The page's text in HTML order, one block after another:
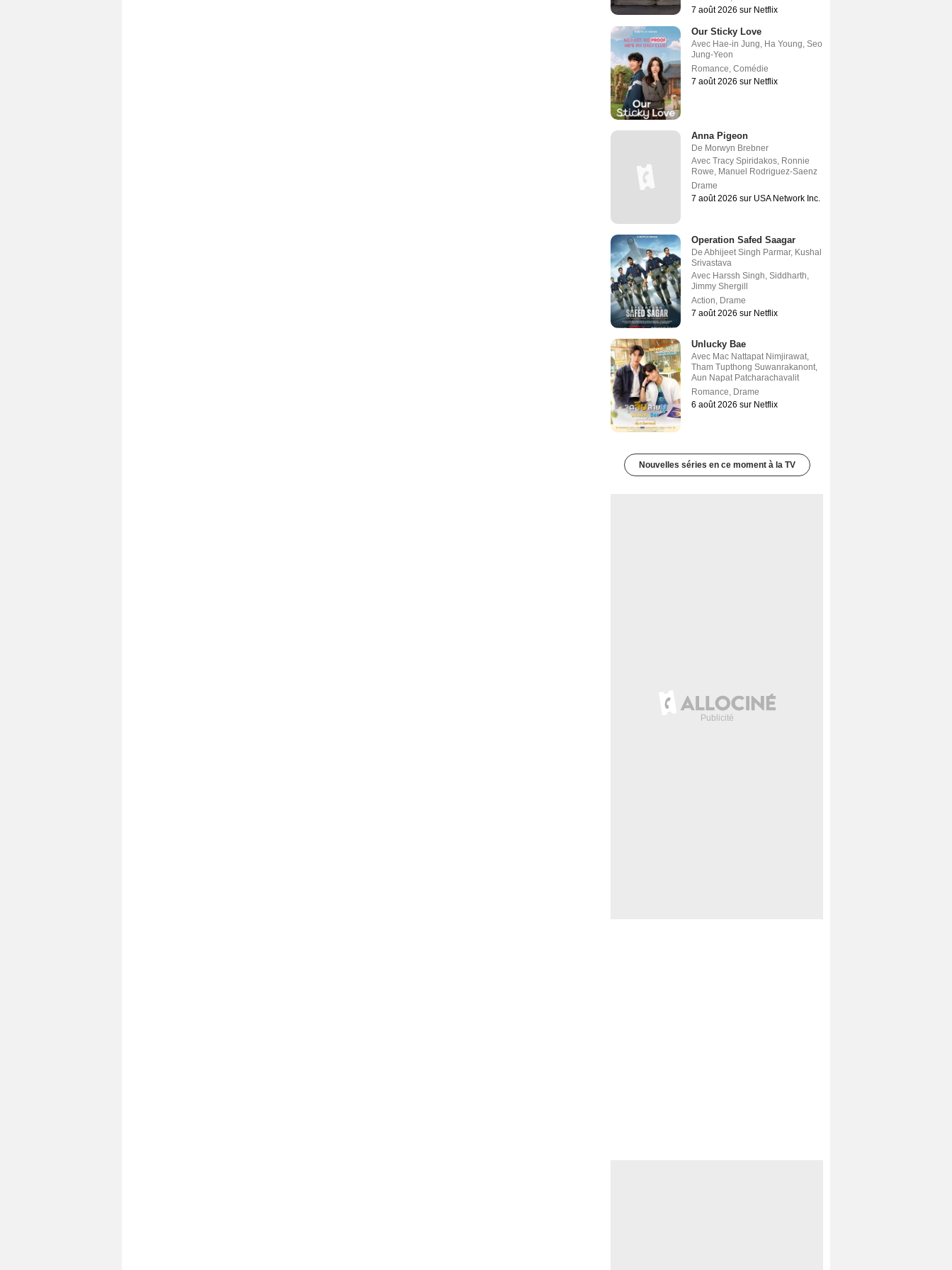
7 août 2026 sur Netflix
Our Sticky Love
Avec Hae-in Jung, Ha Young, Seo
Jung-Yeon
Romance, Comédie
7 août 2026 sur Netflix
Anna Pigeon
De Morwyn Brebner
Avec Tracy Spiridakos, Ronnie
Rowe, Manuel Rodriguez-Saenz
Drame
7 août 2026 sur USA Network Inc.
Operation Safed Saagar
De Abhijeet Singh Parmar, Kushal
Srivastava
Avec Harssh Singh, Siddharth,
Jimmy Shergill
Action, Drame
7 août 2026 sur Netflix
Unlucky Bae
Avec Mac Nattapat Nimjirawat,
Tham Tupthong Suwanrakanont,
Aun Napat Patcharachavalit
Romance, Drame
6 août 2026 sur Netflix
Nouvelles séries en ce moment à la TV